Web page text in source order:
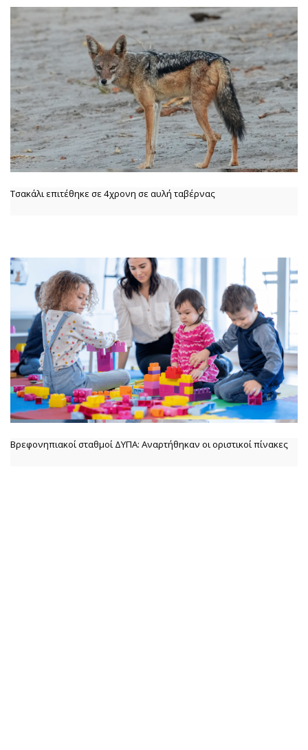
Τσακάλι επιτέθηκε σε 4χρονη σε αυλή ταβέρνας
Βρεφονηπιακοί σταθμοί ΔΥΠΑ: Αναρτήθηκαν οι οριστικοί πίνακες